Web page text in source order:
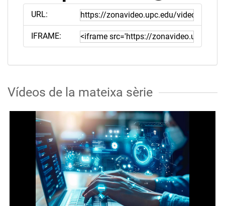
URL:
IFRAME:
Vídeos de la mateixa sèrie